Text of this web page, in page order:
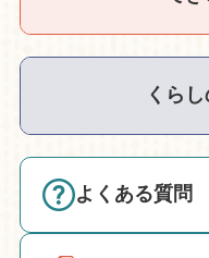
くら
よくある質問